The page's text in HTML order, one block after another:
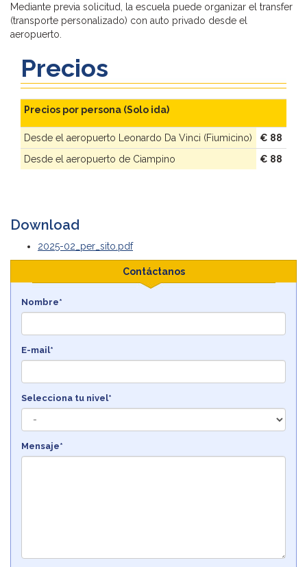
Mediante previa solicitud, la escuela puede organizar el transfer
(transporte personalizado) con auto privado desde el
aeropuerto.
Precios
Precios por persona (Solo ida)
Desde el aeropuerto Leonardo Da Vinci (Fiumicino)
€ 88
Desde el aeropuerto de Ciampino
€ 88
Download
2025-02_per_sito.pdf
Contáctanos
Nombre*
E-mail*
Selecciona tu nivel*
Mensaje*